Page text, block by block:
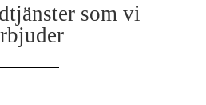
som vi